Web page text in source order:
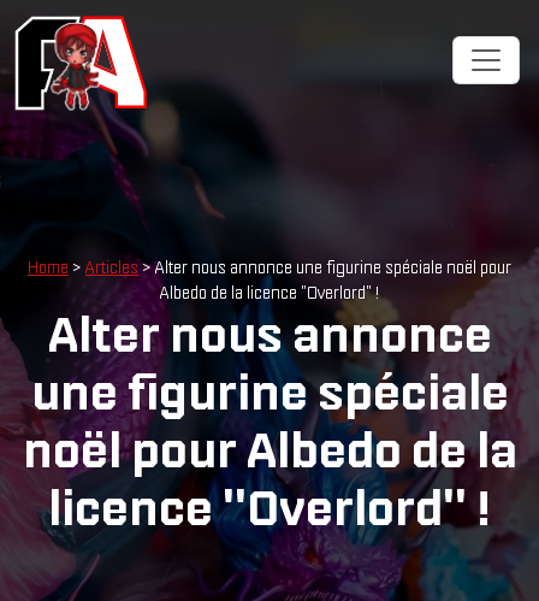
Home > Articles> Alter nous annonce une figurine spéciale noël pour
Albedo de la licence "Overlord" !
Alter nous annonce
une figurine spéciale
noël pour Albedo de la
licence "Overlord" !